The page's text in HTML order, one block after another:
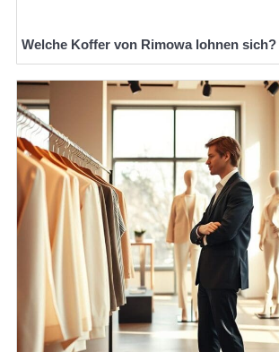
Welche Koffer von Rimowa lohnen sich?